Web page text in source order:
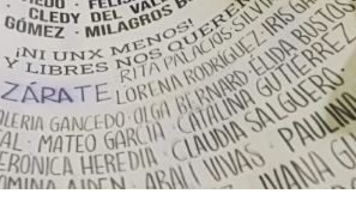
titular del Instituto contra la
Ciudad de Buenos Aires e
Argentina LGBT+
aumento de estos crímenes en
separarse de los discursos de odio
nacional. “Tanto el